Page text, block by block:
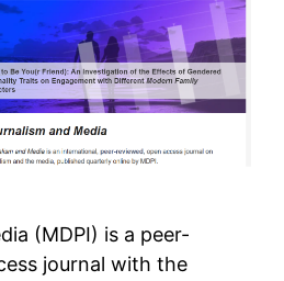
(MDPI) is a peer-
journal with the